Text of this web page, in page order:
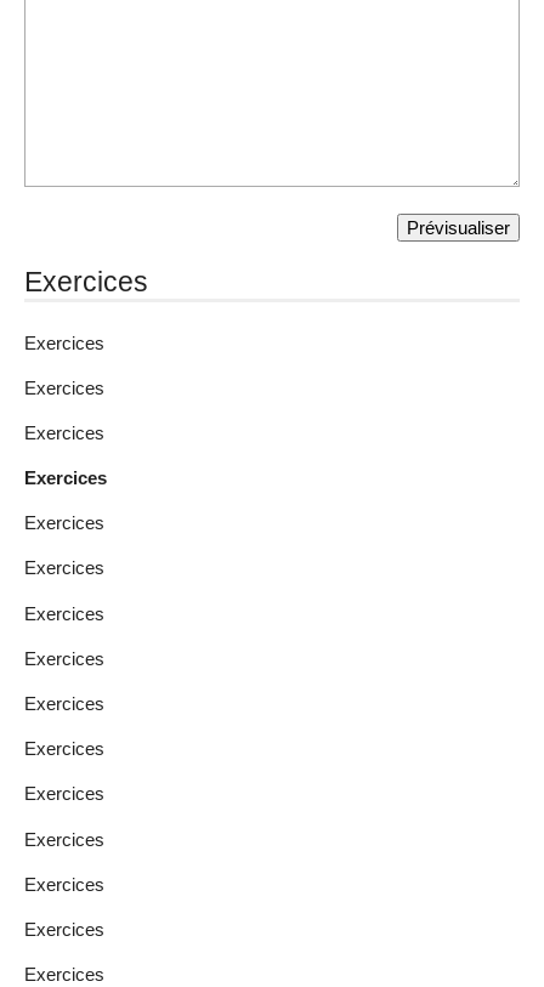
Exercices
Exercices
Exercices
Exercices
Exercices
Exercices
Exercices
Exercices
Exercices
Exercices
Exercices
Exercices
Exercices
Exercices
Exercices
Exercices